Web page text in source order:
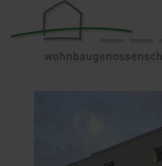
Zum Hauptinhalt springen